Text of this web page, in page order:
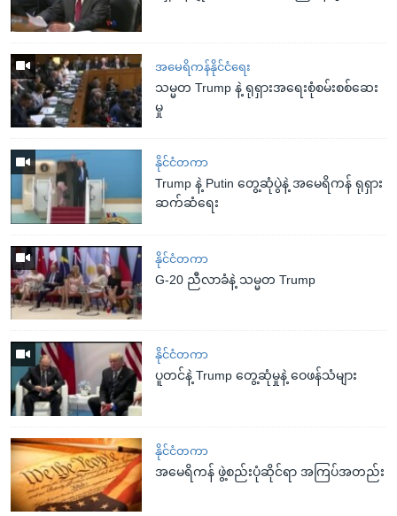
အမေရိကန်နိုင်ငံရေး
သမ္မတ Trump နဲ့ ရုရှားအရေးစုံစမ်းစစ်ဆေး
မှု
နိုင်ငံတကာ
Trump နဲ့ Putin တွေ့ဆုံပွဲနဲ့ အမေရိကန် ရုရှား
ဆက်ဆံရေး
နိုင်ငံတကာ
G-20 ညီလာခံနဲ့ သမ္မတ Trump
နိုင်ငံတကာ
ပူတင်နဲ့ Trump တွေ့ဆုံမှုနဲ့ ဝေဖန်သံများ
နိုင်ငံတကာ
အမေရိကန် ဖွဲ့စည်းပုံဆိုင်ရာ အကြပ်အတည်း